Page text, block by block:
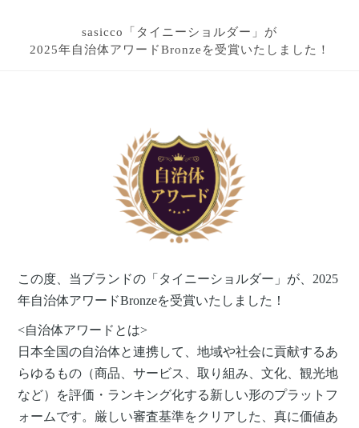
sasicco「タイニーショルダー」が
2025年自治体アワードBronzeを受賞いたしました！
この度、当ブランドの「タイニーショルダー」が、2025
年自治体アワードBronzeを受賞いたしました！
<自治体アワードとは>
日本全国の自治体と連携して、地域や社会に貢献するあ
らゆるもの（商品、サービス、取り組み、文化、観光地
など）を評価・ランキング化する新しい形のプラットフ
ォームです。厳しい​審査基準を​クリアした、真に​価値あ